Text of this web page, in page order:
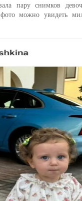
пару снимков
можно увидеть